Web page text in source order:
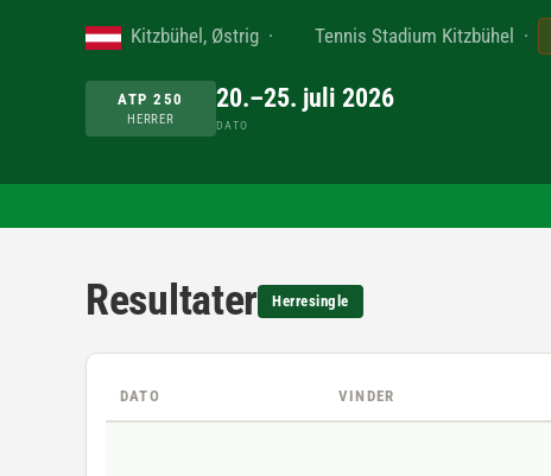
Kitzbühel, Østrig · Tennis Stadium Kitzbühel ·
ATP 250
HERRER
20.–25. juli 2026
DATO
Resultater Herresingle
DATO VINDER